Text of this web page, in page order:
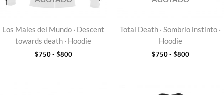
Los Males del Mundo · Descent
towards death · Hoodie
$750 - $800
Total Death · Sombrio instinto ·
Hoodie
$750 - $800